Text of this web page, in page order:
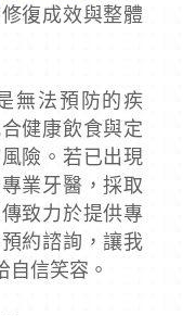
復成效與整體
無法預防的疾
健康飲食與定
險。若已出現
業牙醫，採取
致力於提供專
約諮詢，讓我
自信笑容。